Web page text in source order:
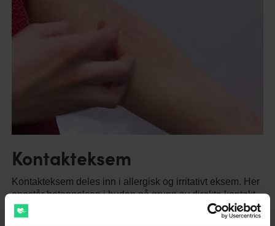
Kontakteksem
Kontakteksem deles inn i allergisk og irritativt eksem. Her
oppstår betennelsen i huden på grunn av direkte kontakt
med ting som huden reagerer på. Det kan være
kjemikalier, latexhandsker eller andre ting. Hendene er